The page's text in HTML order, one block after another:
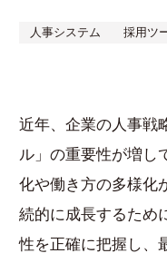
人事システム 採用ツ
近年、企業の人事戦
ル」の重要性が増し
化や働き方の多様化
続的に成長するため
性を正確に把握し、